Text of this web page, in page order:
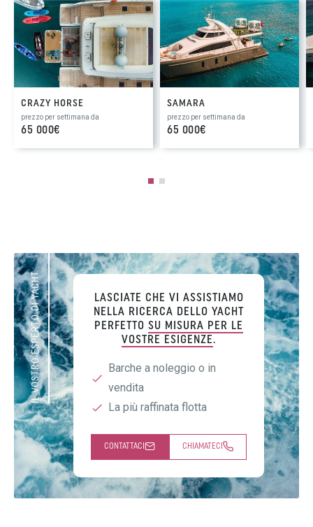
CRAZY HORSE
prezzo per settimana da
65 000€
SAMARA
prezzo per settimana da
65 000€
IL VOSTRO ESPERTO DI YACHT
LASCIATE CHE VI ASSISTIAMO
NELLA RICERCA DELLO YACHT
PERFETTO SU MISURA PER LE
VOSTRE ESIGENZE.
Barche a noleggio o in
vendita
La più raffinata flotta
CONTATTACI CHIAMATECI